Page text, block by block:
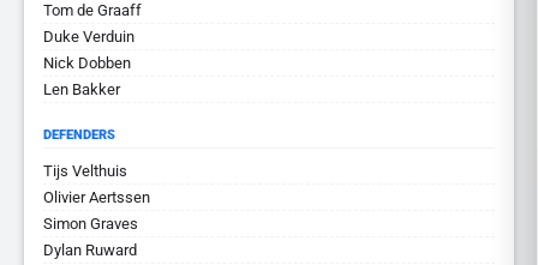
Tom de Graaff
Duke Verduin
Nick Dobben
Len Bakker
DEFENDERS
Tijs Velthuis
Olivier Aertssen
Simon Graves
Dylan Ruward